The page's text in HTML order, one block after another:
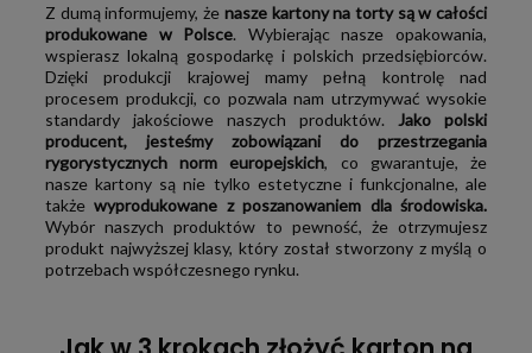
Z dumą informujemy, że nasze kartony na torty są w całości
produkowane w Polsce. Wybierając nasze opakowania,
wspierasz lokalną gospodarkę i polskich przedsiębiorców.
Dzięki produkcji krajowej mamy pełną kontrolę nad
procesem produkcji, co pozwala nam utrzymywać wysokie
standardy jakościowe naszych produktów. Jako polski
producent, jesteśmy zobowiązani do przestrzegania
rygorystycznych norm europejskich, co gwarantuje, że
nasze kartony są nie tylko estetyczne i funkcjonalne, ale
takżewyprodukowane z poszanowaniem dla środowiska.
Wybór naszych produktów to pewność, że otrzymujesz
produkt najwyższej klasy, który został stworzony z myślą o
potrzebach współczesnego rynku.